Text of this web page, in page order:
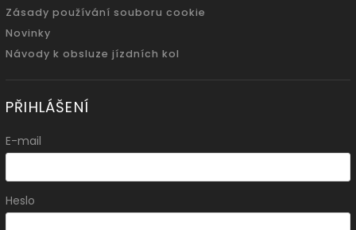
Zásady používání souboru cookie
Novinky
Návody k obsluze jízdních kol
PŘIHLÁŠENÍ
E-mail
Heslo